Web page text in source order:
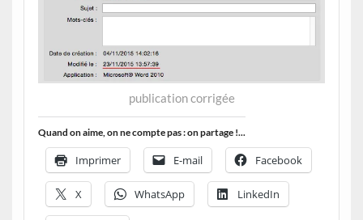
publication corrigée
Quand on aime, on ne compte pas : on partage !...
Imprimer E-mail Facebook
X WhatsApp LinkedIn